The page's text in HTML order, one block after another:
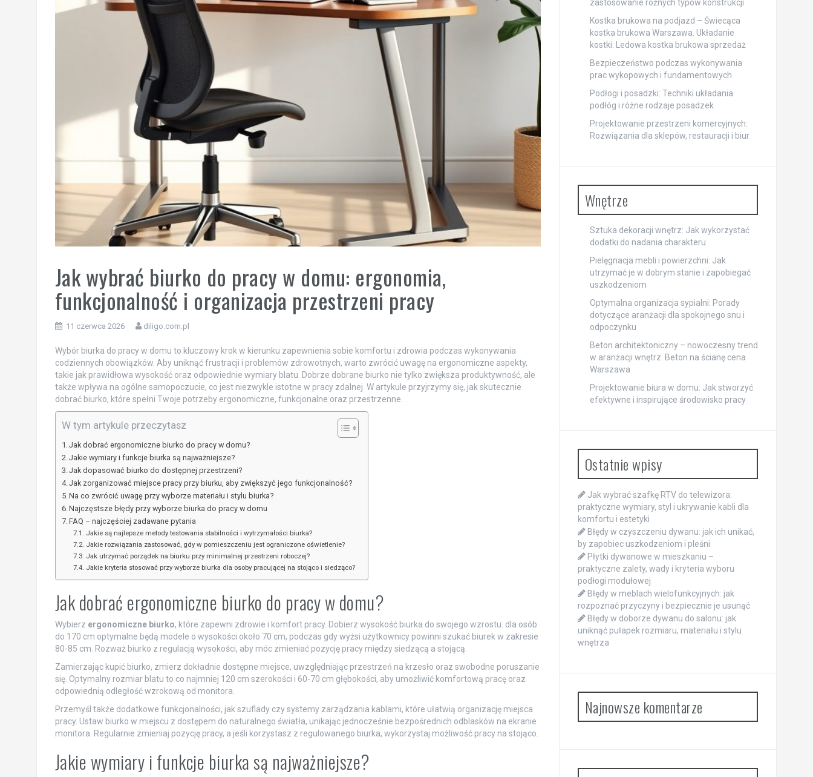
Jak wybrać biurko do pracy w domu: ergonomia,
funkcjonalność i organizacja przestrzeni pracy
11 czerwca 2026 diligo.com.pl
Wybór biurka do pracy w domu to kluczowy krok w kierunku zapewnienia sobie komfortu i zdrowia podczas wykonywania
codziennych obowiązków. Aby uniknąć frustracji i problemów zdrowotnych, warto zwrócić uwagę na ergonomiczne aspekty,
takie jak prawidłowa wysokość oraz odpowiednie wymiary blatu. Dobrze dobrane biurko nie tylko zwiększa produktywność, ale
także wpływa na ogólne samopoczucie, co jest niezwykle istotne w pracy zdalnej. W artykule przyjrzymy się, jak skutecznie
dobrać biurko, które spełni Twoje potrzeby ergonomiczne, funkcjonalne oraz przestrzenne.
W tym artykule przeczytasz
Jak dobrać ergonomiczne biurko do pracy w domu?
Jakie wymiary i funkcje biurka są najważniejsze?
Jak dopasować biurko do dostępnej przestrzeni?
Jak zorganizować miejsce pracy przy biurku, aby zwiększyć jego funkcjonalność?
Na co zwrócić uwagę przy wyborze materiału i stylu biurka?
Najczęstsze błędy przy wyborze biurka do pracy w domu
FAQ – najczęściej zadawane pytania
Jakie są najlepsze metody testowania stabilności i wytrzymałości biurka?
Jakie rozwiązania zastosować, gdy w pomieszczeniu jest ograniczone oświetlenie?
Jak utrzymać porządek na biurku przy minimalnej przestrzeni roboczej?
Jakie kryteria stosować przy wyborze biurka dla osoby pracującej na stojąco i siedząco?
Jak dobrać ergonomiczne biurko do pracy w domu?
Wybierz ergonomiczne biurko, które zapewni zdrowie i komfort pracy. Dobierz wysokość biurka do swojego wzrostu: dla osób
do 170 cm optymalne będą modele o wysokości około 70 cm, podczas gdy wyżsi użytkownicy powinni szukać biurek w zakresie
80-85 cm. Rozważ biurko z regulacją wysokości, aby móc zmieniać pozycję pracy między siedzącą a stojącą.
Zamierzając kupić biurko, zmierz dokładnie dostępne miejsce, uwzględniając przestrzeń na krzesło oraz swobodne poruszanie
się. Optymalny rozmiar blatu to co najmniej 120 cm szerokości i 60-70 cm głębokości, aby umożliwić komfortową pracę oraz
odpowiednią odległość wzrokową od monitora.
Przemyśl także dodatkowe funkcjonalności, jak szuflady czy systemy zarządzania kablami, które ułatwią organizację miejsca
pracy. Ustaw biurko w miejscu z dostępem do naturalnego światła, unikając jednocześnie bezpośrednich odblasków na ekranie
monitora. Regularnie zmieniaj pozycję pracy, a jeśli korzystasz z regulowanego biurka, wykorzystaj możliwość pracy na stojąco.
Jakie wymiary i funkcje biurka są najważniejsze?
zastosowanie różnych typów konstrukcji
Kostka brukowa na podjazd – Świecąca
kostka brukowa Warszawa. Układanie
kostki: Ledowa kostka brukowa sprzedaż
Bezpieczeństwo podczas wykonywania
prac wykopowych i fundamentowych
Podłogi i posadzki: Techniki układania
podłóg i różne rodzaje posadzek
Projektowanie przestrzeni komercyjnych:
Rozwiązania dla sklepów, restauracji i biur
Wnętrze
Sztuka dekoracji wnętrz: Jak wykorzystać
dodatki do nadania charakteru
Pielęgnacja mebli i powierzchni: Jak
utrzymać je w dobrym stanie i zapobiegać
uszkodzeniom
Optymalna organizacja sypialni: Porady
dotyczące aranżacji dla spokojnego snu i
odpoczynku
Beton architektoniczny – nowoczesny trend
w aranżacji wnętrz. Beton na ścianę cena
Warszawa
Projektowanie biura w domu: Jak stworzyć
efektywne i inspirujące środowisko pracy
Ostatnie wpisy
Jak wybrać szafkę RTV do telewizora:
praktyczne wymiary, styl i ukrywanie kabli dla
komfortu i estetyki
Błędy w czyszczeniu dywanu: jak ich unikać,
by zapobiec uszkodzeniom i pleśni
Płytki dywanowe w mieszkaniu –
praktyczne zalety, wady i kryteria wyboru
podłogi modułowej
Błędy w meblach wielofunkcyjnych: jak
rozpoznać przyczyny i bezpiecznie je usunąć
Błędy w doborze dywanu do salonu: jak
uniknąć pułapek rozmiaru, materiału i stylu
wnętrza
Najnowsze komentarze